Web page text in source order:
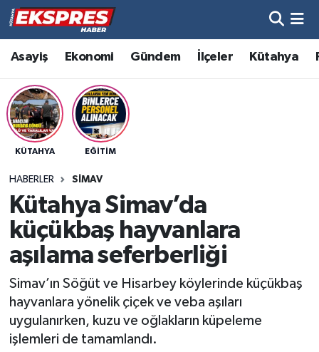
Asayiş Ekonomi Gündem İlçeler Kütahya
KÜTAHYA EĞITIM
HABERLER SIMAV
Kütahya Simav’da
küçükbaş hayvanlara
aşılama seferberliği
Simav’ın Söğüt ve Hisarbey köylerinde küçükbaş
hayvanlara yönelik çiçek ve veba aşıları
uygulanırken, kuzu ve oğlakların küpeleme
işlemleri de tamamlandı.
Altıntaş
Asayiş
Aslanapa
Bölge
Çavdarhisar
Dumlupınar
Dünya
Hava Durumu
Trafik Durumu
Süper Lig Puan Durumu ve Fikstür
Son Dakika Haberleri
Haber Arşivi